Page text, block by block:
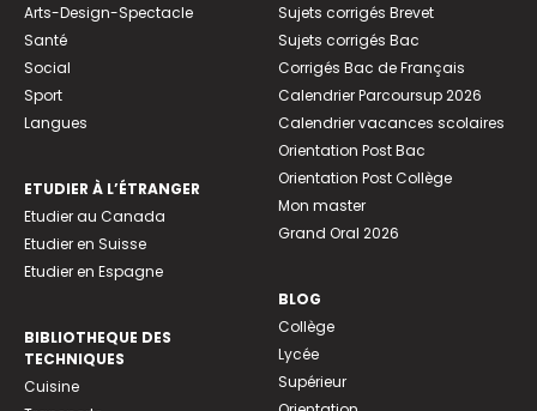
Arts-Design-Spectacle
Santé
Social
Sport
Langues
ETUDIER À L’ÉTRANGER
Etudier au Canada
Etudier en Suisse
Etudier en Espagne
BIBLIOTHEQUE DES
TECHNIQUES
Cuisine
Sujets corrigés Brevet
Sujets corrigés Bac
Corrigés Bac de Français
Calendrier Parcoursup 2026
Calendrier vacances scolaires
Orientation Post Bac
Orientation Post Collège
Mon master
Grand Oral 2026
BLOG
Collège
Lycée
Supérieur